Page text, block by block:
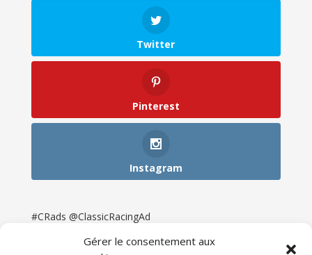
Gérer le consentement aux
Twitter
Pinterest
Instagram
#CRads @ClassicRacingAd